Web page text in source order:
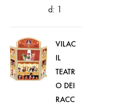
d: 1
VILAC
IL
TEATR
O DEI
RACC